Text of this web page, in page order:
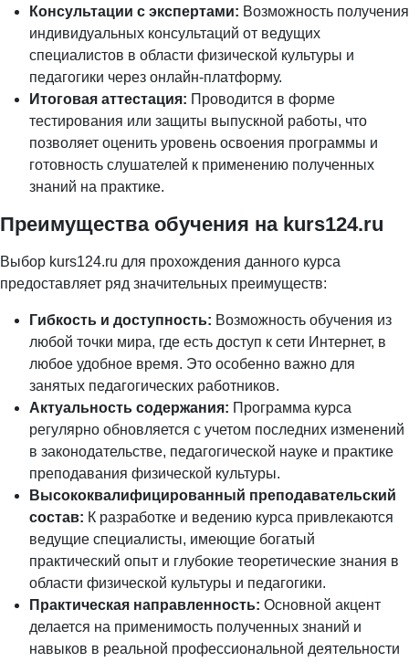
Консультации с экспертами: Возможность получения
индивидуальных консультаций от ведущих
специалистов в области физической культуры и
педагогики через онлайн-платформу.
Итоговая аттестация: Проводится в форме
тестирования или защиты выпускной работы, что
позволяет оценить уровень освоения программы и
готовность слушателей к применению полученных
знаний на практике.
Преимущества обучения на kurs124.ru
Выбор kurs124.ru для прохождения данного курса
предоставляет ряд значительных преимуществ:
Гибкость и доступность: Возможность обучения из
любой точки мира, где есть доступ к сети Интернет, в
любое удобное время. Это особенно важно для
занятых педагогических работников.
Актуальность содержания: Программа курса
регулярно обновляется с учетом последних изменений
в законодательстве, педагогической науке и практике
преподавания физической культуры.
Высококвалифицированный преподавательский
состав: К разработке и ведению курса привлекаются
ведущие специалисты, имеющие богатый
практический опыт и глубокие теоретические знания в
области физической культуры и педагогики.
Практическая направленность: Основной акцент
делается на применимость полученных знаний и
навыков в реальной профессиональной деятельности